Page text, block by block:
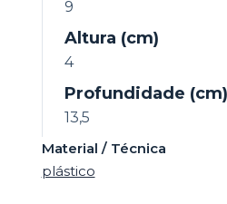
9
Altura (cm)
4
Profundidade (cm)
13,5
Material / Técnica
plástico